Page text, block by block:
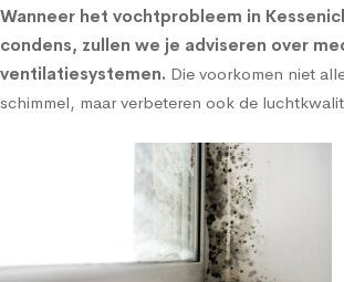
Wanneer het vochtprobleem in
condens, zullen we je adviseren over
ventilatiesystemen. Die voorkomen niet
schimmel, maar verbeteren ook de